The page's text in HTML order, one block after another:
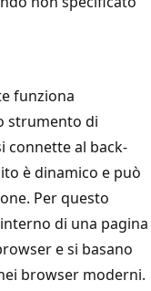
funziona
strumento di
connette al back-
è dinamico e può
Per questo
di una pagina
e si basano
browser moderni.